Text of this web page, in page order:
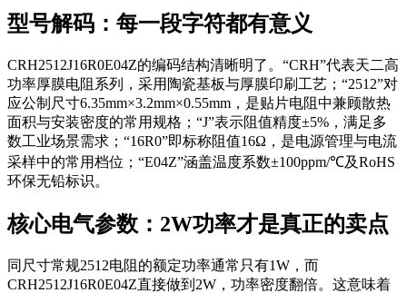
型号解码：每一段字符都有意义
CRH2512J16R0E04Z的编码结构清晰明了。“CRH”代表天二高
功率厚膜电阻系列，采用陶瓷基板与厚膜印刷工艺；“2512”对
应公制尺寸6.35mm×3.2mm×0.55mm，是贴片电阻中兼顾散热
面积与安装密度的常用规格；“J”表示阻值精度±5%，满足多
数工业场景需求；“16R0”即标称阻值16Ω，是电源管理与电流
采样中的常用档位；“E04Z”涵盖温度系数±100ppm/℃及RoHS
环保无铅标识。
核心电气参数：2W功率才是真正的卖点
同尺寸常规2512电阻的额定功率通常只有1W，而
CRH2512J16R0E04Z直接做到2W，功率密度翻倍。这意味着